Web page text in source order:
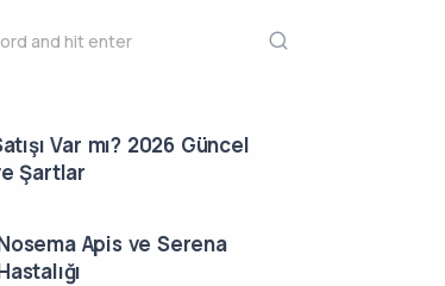
Var mı? 2026 Güncel
Şartlar
Apis ve Serena